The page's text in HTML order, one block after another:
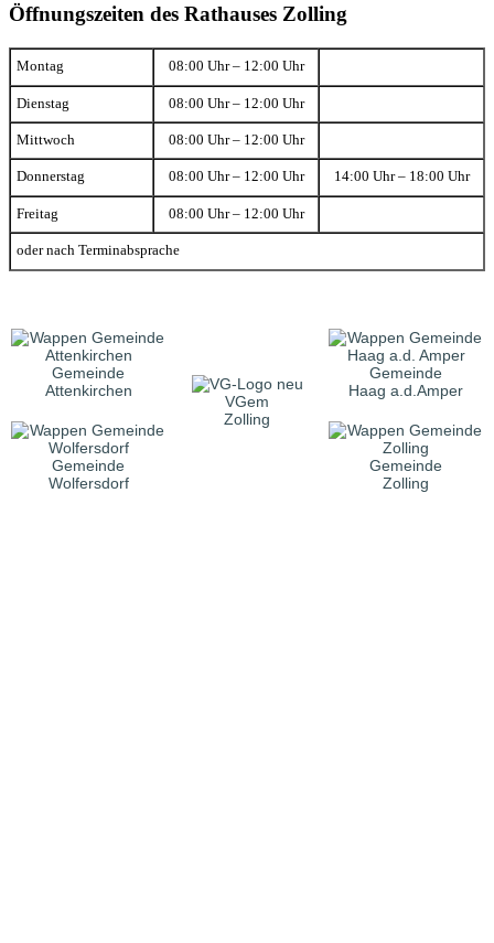
Öffnungszeiten des Rathauses Zolling
Montag 08:00 Uhr – 12:00 Uhr
Dienstag 08:00 Uhr – 12:00 Uhr
Mittwoch 08:00 Uhr – 12:00 Uhr
Donnerstag 08:00 Uhr – 12:00 Uhr 14:00 Uhr – 18:00 Uhr
Freitag 08:00 Uhr – 12:00 Uhr
oder nach Terminabsprache
Gemeinde
Attenkirchen
VGem
Zolling
Gemeinde
Haag a.d.Amper
Gemeinde
Wolfersdorf
Gemeinde
Zolling